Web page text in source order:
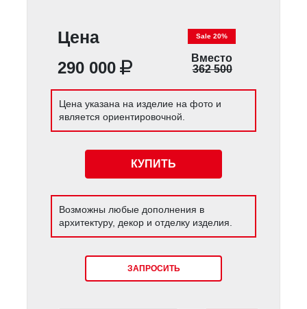
Цена
290 000
Sale 20%
Вместо
362 500
Цена указана на изделие на фото и
является ориентировочной.
КУПИТЬ
Возможны любые дополнения в
архитектуру, декор и отделку изделия.
ЗАПРОСИТЬ